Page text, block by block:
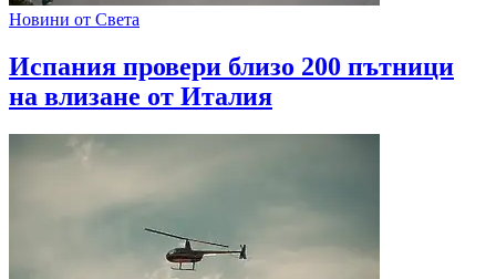
Новини от Света
Испания провери близо 200 пътници
на влизане от Италия